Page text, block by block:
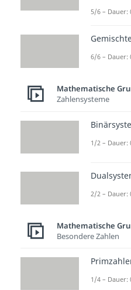
Studyflix
Nach
Studyflix zu
5/6 – Dauer:
6/6 – Dauer:
Mathematische
Zahlensysteme
1/2 – Dauer:
2/2 – Dauer:
Mathematische
Besondere Zahlen
1/4 – Dauer: